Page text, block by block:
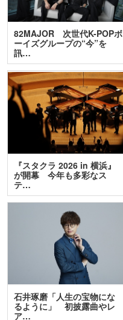
82MAJOR 次世代K-POPボ
ーイズグループの“今”を
訊…
『スタクラ 2026 in 横浜』
が開幕 今年も多彩なス
テ…
石井琢磨「人生の宝物にな
るように」 初披露曲やレ
ア…